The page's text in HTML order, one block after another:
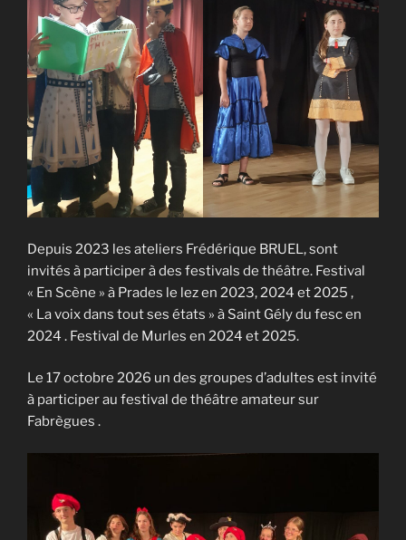
Depuis 2023 les ateliers Frédérique BRUEL, sont
invités à participer à des festivals de théâtre. Festival
« En Scène » à Prades le lez en 2023, 2024 et 2025 ,
« La voix dans tout ses états » à Saint Gély du fesc en
2024 . Festival de Murles en 2024 et 2025.
Le 17 octobre 2026 un des groupes d’adultes est invité
à participer au festival de théâtre amateur sur
Fabrègues .